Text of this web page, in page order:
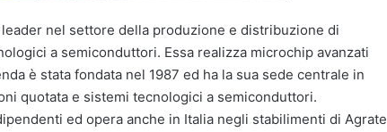
nel settore della produzione e distribuzione di
a semiconduttori. Essa realizza microchip avanzati
è stata fondata nel 1987 ed ha la sua sede centrale in
quotata e sistemi tecnologici a semiconduttori.
ed opera anche in Italia negli stabilimenti di Agrate